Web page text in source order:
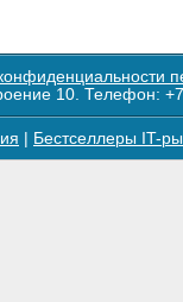
10. Телефон:
Бестселлеры IT-